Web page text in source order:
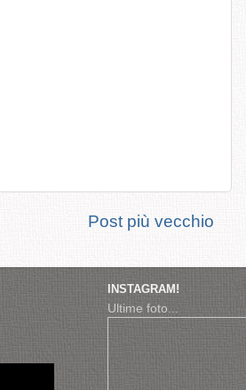
Post più vecchio
INSTAGRAM!
Ultime foto...